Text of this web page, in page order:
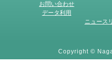
お問い合わせ
データ利用
ニュース
Copyright ©